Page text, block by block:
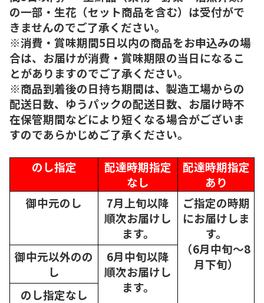
の一部・生花（セット商品を含む）は受付がで
きませんのでご了承ください。
※消費・賞味期間5日以内の商品をお申込みの場
合は、お届けが消費・賞味期限の当日になるこ
とがありますのでご了承ください。
※商品到着後の日持ち期間は、製造工場からの
配送日数、ゆうパックの配送日数、お届け時不
在保管期間などにより短くなる場合がございま
すのであらかじめご了承ください。
のし指定
配達時期指定
なし
配達時期指定
あり
御中元のし
7月上旬以降
順次お届けし
ます。
ご指定の時期
にお届けしま
す。
（6月中旬～8
月下旬）
御中元以外のの
し
6月中旬以降
順次お届けし
ます。
のし指定なし